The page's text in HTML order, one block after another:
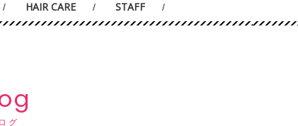
HAIR CARE STAFF
グ